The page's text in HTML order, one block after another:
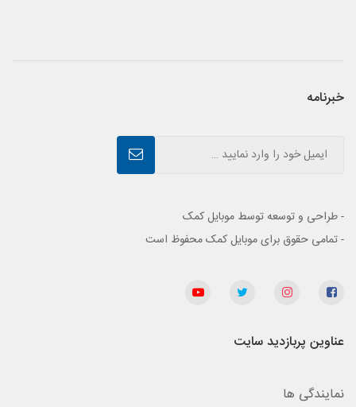
خبرنامه
- طراحی و توسعه توسط موبایل کمک
- تمامی حقوق برای موبایل کمک محفوظ است
عناوین پربازدید سایت
نمایندگی ها